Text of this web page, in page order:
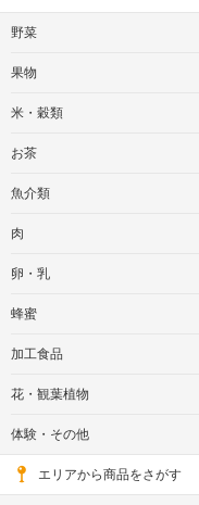
野菜
果物
米・穀類
お茶
魚介類
肉
卵・乳
蜂蜜
加工食品
花・観葉植物
体験・その他
エリアから商品をさがす